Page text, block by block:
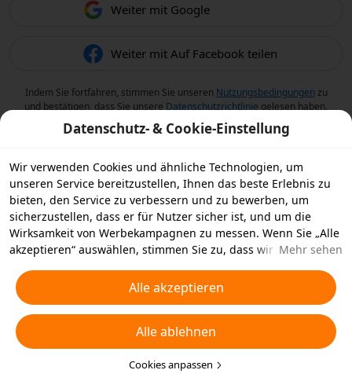
Weiter mit Google
Weiter mit Auf Facebook teilen
Indem Sie fortfahren, stimmen Sie unseren Nutzungsbedingungen zu
und bestätigen, dass Sie unsere Datenschutzrichtlinie gelesen haben.
Datenschutz- & Cookie-Einstellung
Wir verwenden Cookies und ähnliche Technologien, um
unseren Service bereitzustellen, Ihnen das beste Erlebnis zu
bieten, den Service zu verbessern und zu bewerben, um
sicherzustellen, dass er für Nutzer sicher ist, und um die
Wirksamkeit von Werbekampagnen zu messen. Wenn Sie „Alle
akzeptieren“ auswählen, stimmen Sie zu, dass wir und die
ähnliche Technologien für Werbezwecke auf Ihrem Gerät
speichern. Alternativ können Sie auch über „Alle ablehnen“
nicht notwendige Cookies ablehnen oder auswählen, welche
Arten von Cookies Sie akzeptieren oder deaktivieren möchten,
indem Sie unten oder jederzeit in Ihren
Datenschutzeinstellungen auf „Cookies anpassen“ klicken.
Mehr sehen
Alle akzeptieren
Alle ablehnen
Cookies anpassen